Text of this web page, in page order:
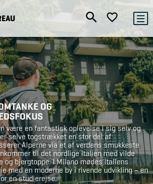
OG
være en fantastisk oplevelse i sig selv og
selve togstrækket en stor del af
Alperne via et af verdens smukkeste
til det nordlige Italien med vilde
og bjergtoppe. I Milano mødes Italiens
med en moderne by i rivende udvikling – en
en studierejse.